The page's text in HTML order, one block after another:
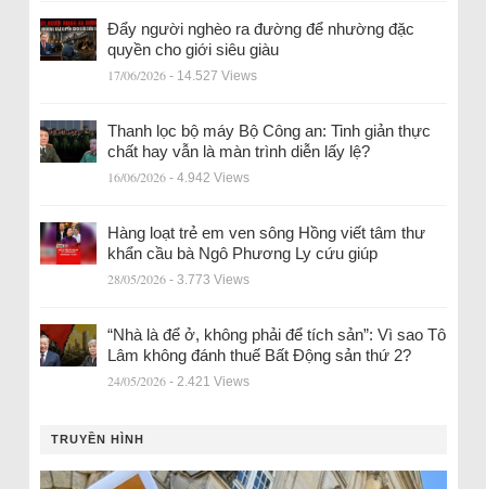
Đẩy người nghèo ra đường để nhường đặc
quyền cho giới siêu giàu
17/06/2026 - 14.527 Views
Thanh lọc bộ máy Bộ Công an: Tinh giản thực
chất hay vẫn là màn trình diễn lấy lệ?
16/06/2026 - 4.942 Views
Hàng loạt trẻ em ven sông Hồng viết tâm thư
khẩn cầu bà Ngô Phương Ly cứu giúp
28/05/2026 - 3.773 Views
“Nhà là để ở, không phải để tích sản”: Vì sao Tô
Lâm không đánh thuế Bất Động sản thứ 2?
24/05/2026 - 2.421 Views
TRUYỀN HÌNH